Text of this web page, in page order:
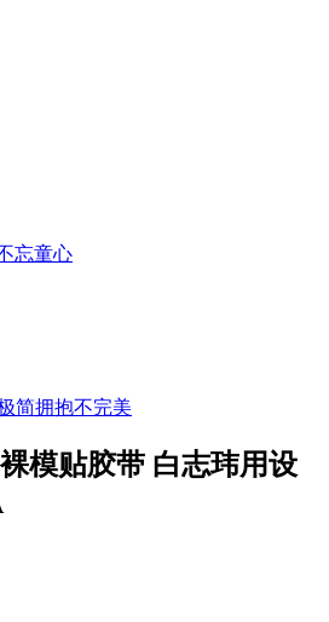
忘童心
简拥抱不完美
模贴胶带 白志玮用设